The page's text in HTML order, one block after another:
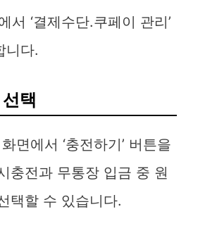
서 ‘결제수단.쿠페이 관리’
니다.
택
화면에서 ‘충전하기’ 버튼을
충전과 무통장 입금 중 원
택할 수 있습니다.